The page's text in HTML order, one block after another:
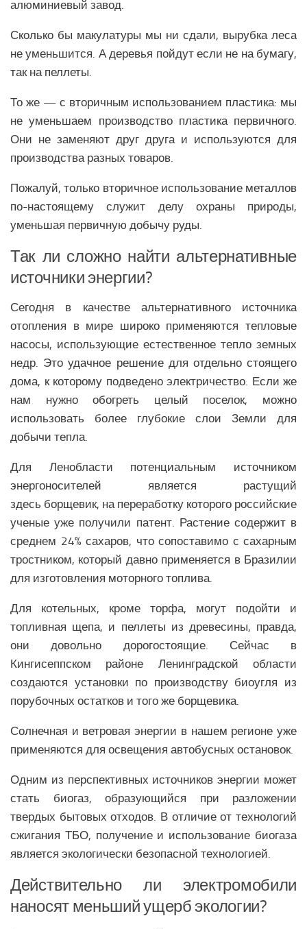
АРКТИКА
Климатические изменения в Арктике
алюминиевый завод.
Сколько бы макулатуры мы ни сдали, вырубка леса
не уменьшится. А деревья пойдут если не на бумагу,
так на пеллеты.
То же — с вторичным использованием пластика: мы
не уменьшаем производство пластика первичного.
Они не заменяют друг друга и используются для
производства разных товаров.
Пожалуй, только вторичное использование металлов
по-настоящему служит делу охраны природы,
уменьшая первичную добычу руды.
Так ли сложно найти альтернативные
источники энергии?
Сегодня в качестве альтернативного источника
отопления в мире широко применяются тепловые
насосы, использующие естественное тепло земных
недр. Это удачное решение для отдельно стоящего
дома, к которому подведено электричество. Если же
нам нужно обогреть целый поселок, можно
использовать более глубокие слои Земли для
добычи тепла.
Для Ленобласти потенциальным источником
энергоносителей является растущий
здесь борщевик, на переработку которого российские
ученые уже получили патент. Растение содержит в
среднем 24% сахаров, что сопоставимо с сахарным
тростником, который давно применяется в Бразилии
для изготовления моторного топлива.
Для котельных, кроме торфа, могут подойти и
топливная щепа, и пеллеты из древесины, правда,
они довольно дорогостоящие. Сейчас в
Кингисеппском районе Ленинградской области
создаются установки по производству биоугля из
порубочных остатков и того же борщевика.
Солнечная и ветровая энергии в нашем регионе уже
применяются для освещения автобусных остановок.
Одним из перспективных источников энергии может
стать биогаз, образующийся при разложении
твердых бытовых отходов. В отличие от технологий
сжигания ТБО, получение и использование биогаза
является экологически безопасной технологией.
Действительно ли электромобили
наносят меньший ущерб экологии?